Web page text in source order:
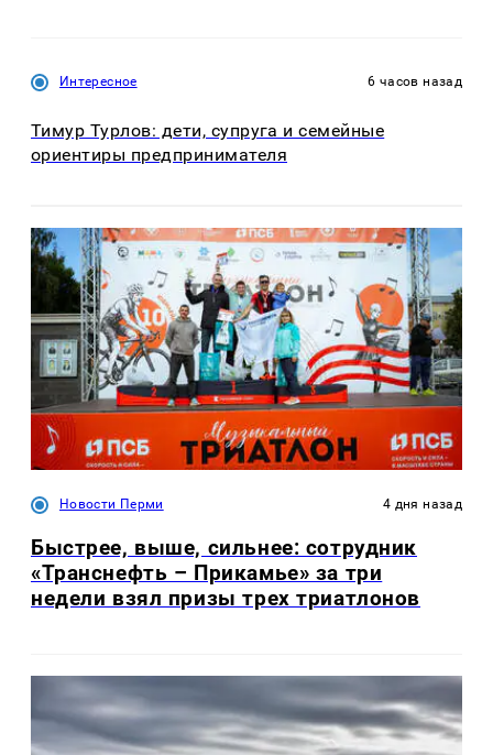
Интересное 6 часов назад
Тимур Турлов: дети, супруга и семейные
ориентиры предпринимателя
Новости Перми 4 дня назад
Быстрее, выше, сильнее: сотрудник
«Транснефть – Прикамье» за три
недели взял призы трех триатлонов